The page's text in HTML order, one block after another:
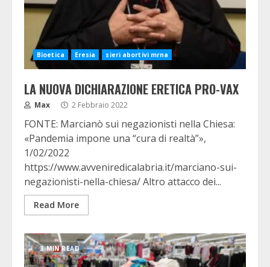
Bioetica Eresia sieri abortivi mrna
LA NUOVA DICHIARAZIONE ERETICA PRO-VAX
Max 2 Febbraio 2022
FONTE: Marcianò sui negazionisti nella Chiesa:
«Pandemia impone una “cura di realtà”»,
1/02/2022
https://www.avveniredicalabria.it/marciano-sui-
negazionisti-nella-chiesa/ Altro attacco dei...
Read More
3 MIN READ